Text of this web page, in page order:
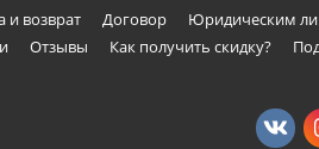
и возврат Договор Юридическим
Отзывы Как получить скидку?